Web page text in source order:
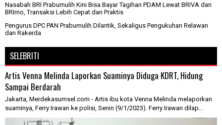
Nasabah BRI Prabumulih Kini Bisa Bayar Tagihan PDAM Lewat BRIVA dan
BRImo, Transaksi Lebih Cepat dan Praktis
Pengurus DPC PAN Prabumulih Dilantik, Sekaligus Pengukuhan Relawan
dan Rakerda
SELEBRITI
Artis Venna Melinda Laporkan Suaminya Diduga KDRT, Hidung
Sampai Berdarah
Jakarta, Merdekasumsel.com - Artis ibu kota Venna Melinda melaporkan
suaminya, Ferry Irawan ke polisi, Senin (9/1/2023). Ferry Irawan dilap...